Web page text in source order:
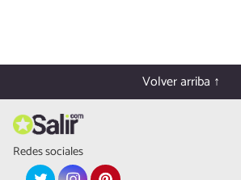
Volver arriba ↑
Redes sociales